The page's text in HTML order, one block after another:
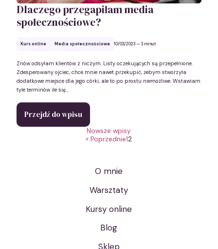
Dlaczego przegapiłam media
społecznościowe?
Kurs online Media społecznościowe 10/03/2023— 3 minut
Znów odsyłam klientów z niczym. Listy oczekujących są przepełnione.
Zdesperowany ojciec, chce mnie nawet przekupić, żebym stworzyła
dodatkowe miejsce dla jego córki, ale to po prostu niemożliwe. Wstawiam
tyle terminów ile się...
Przejdź do wpisu
NawigacjaNowsze wpisy
« Poprzednie12
O mnie
Warsztaty
Kursy online
Blog
Sklep